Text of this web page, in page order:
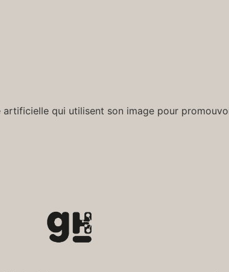
qui utilisent son image pour